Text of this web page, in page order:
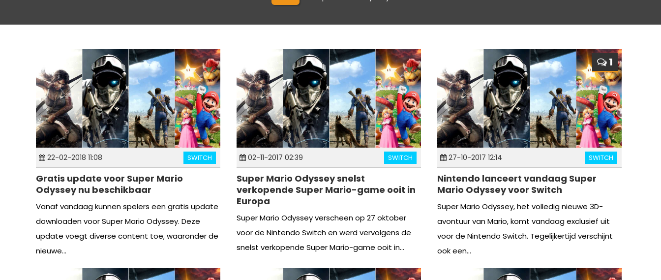
22-02-2018 11:08 SWITCH
Gratis update voor Super Mario
Odyssey nu beschikbaar
Vanaf vandaag kunnen spelers een gratis update
downloaden voor Super Mario Odyssey. Deze
update voegt diverse content toe, waaronder de
nieuwe...
02-11-2017 02:39 SWITCH
Super Mario Odyssey snelst
verkopende Super Mario-game ooit in
Europa
Super Mario Odyssey verscheen op 27 oktober
voor de Nintendo Switch en werd vervolgens de
snelst verkopende Super Mario-game ooit in...
1
27-10-2017 12:14 SWITCH
Nintendo lanceert vandaag Super
Mario Odyssey voor Switch
Super Mario Odyssey, het volledig nieuwe 3D-
avontuur van Mario, komt vandaag exclusief uit
voor de Nintendo Switch. Tegelijkertijd verschijnt
ook een...